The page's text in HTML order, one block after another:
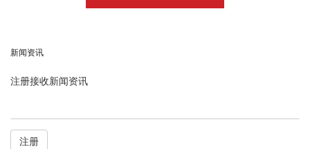
新闻资讯
注册接收新闻资讯
注册